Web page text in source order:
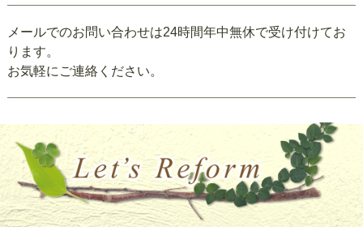
メールでのお問い合わせは24時間年中無休で受け付けてお
ります。
お気軽にご連絡ください。